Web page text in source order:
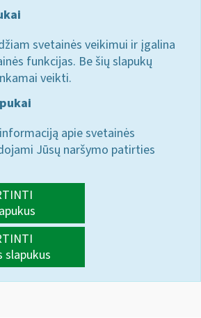
svetainės veikimui ir įgalina
funkcijas. Be šių slapukų
veikti.
apie svetainės
Jūsų naršymo patirties
slapukus